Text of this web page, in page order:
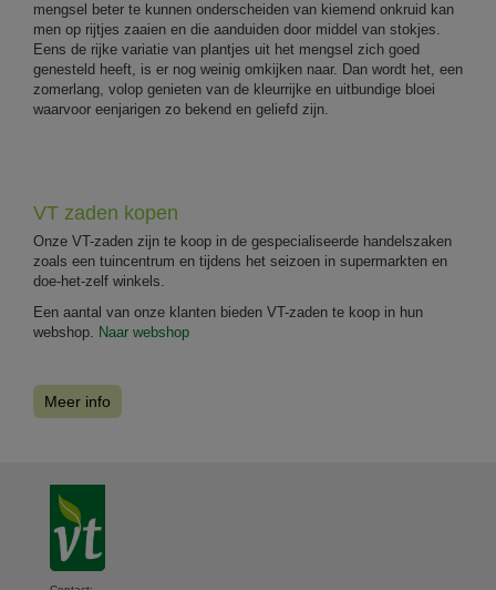
mengsel beter te kunnen onderscheiden van kiemend onkruid kan
men op rijtjes zaaien en die aanduiden door middel van stokjes.
Eens de rijke variatie van plantjes uit het mengsel zich goed
genesteld heeft, is er nog weinig omkijken naar. Dan wordt het, een
zomerlang, volop genieten van de kleurrijke en uitbundige bloei
waarvoor eenjarigen zo bekend en geliefd zijn.
VT zaden kopen
Onze VT-zaden zijn te koop in de gespecialiseerde handelszaken
zoals een tuincentrum en tijdens het seizoen in supermarkten en
doe-het-zelf winkels.
Een aantal van onze klanten bieden VT-zaden te koop in hun
webshop. Naar webshop
Meer info